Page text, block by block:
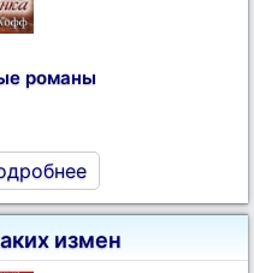
романы
измен